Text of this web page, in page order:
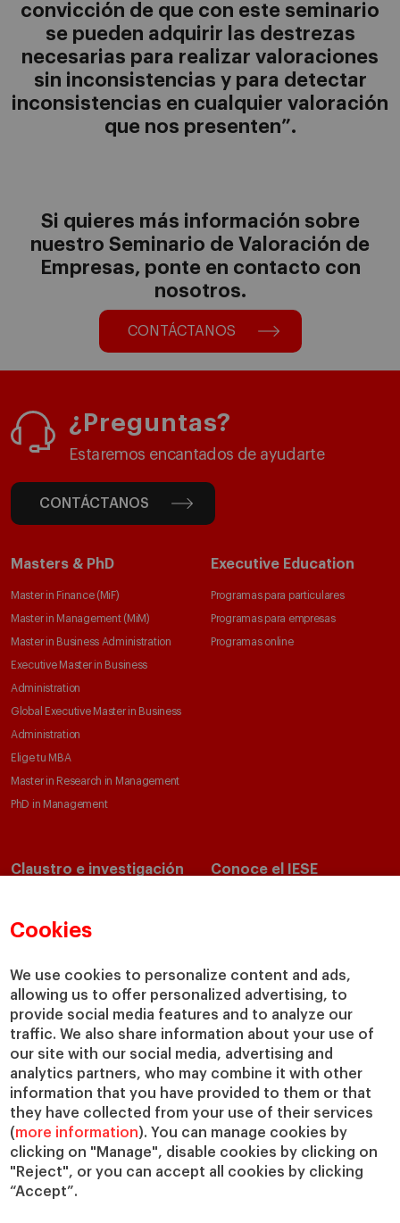
Cookies
We use cookies to personalize content and ads,
allowing us to offer personalized advertising, to
provide social media features and to analyze our
traffic. We also share information about your use of
our site with our social media, advertising and
analytics partners, who may combine it with other
information that you have provided to them or that
they have collected from your use of their services
(more information). You can manage cookies by
clicking on "Manage", disable cookies by clicking on
"Reject", or you can accept all cookies by clicking
“Accept”.
convicción de que con este seminario
se pueden adquirir las destrezas
necesarias para realizar valoraciones
sin inconsistencias y para detectar
inconsistencias en cualquier valoración
que nos presenten”.
Si quieres más información sobre
nuestro Seminario de Valoración de
Empresas, ponte en contacto con
nosotros.
CONTÁCTANOS
¿Preguntas?
Estaremos encantados de ayudarte
CONTÁCTANOS
Masters & PhD
Master in Finance (MiF)
Master in Management (MiM)
Master in Business Administration
Executive Master in Business
Administration
Global Executive Master in Business
Administration
Elige tu MBA
Master in Research in Management
PhD in Management
Executive Education
Programas para particulares
Programas para empresas
Programas online
Claustro e investigación
Departamentos académicos
Cátedras
IESE Insight
IESE Publishing
Conoce el IESE
Nuestro impacto
Colabora con el IESE
Servicios
Biblioteca
Canal de Compliance
Capellanía
IESE Shop
Jobs @IESE
Préstamos y becas